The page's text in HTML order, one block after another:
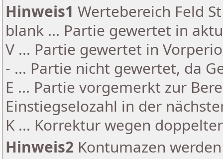
Hinweis1 Wertebereich Feld
blank ... Partie gewertet in
V ... Partie gewertet in
- ... Partie nicht gewertet, da
E ... Partie vorgemerkt zur
Einstiegselozahl in der
K ... Korrektur wegen
Hinweis2 Kontumazen